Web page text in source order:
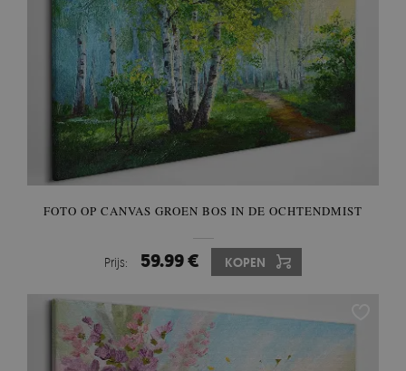
FOTO OP CANVAS GROEN BOS IN DE OCHTENDMIST
Prijs: 59.99 € KOPEN